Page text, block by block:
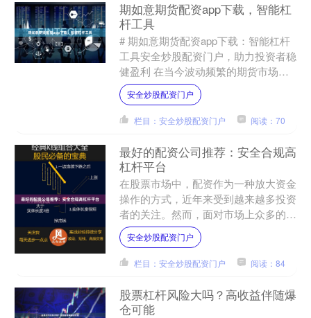
期如意期货配资app下载，智能杠
杆工具
# 期如意期货配资app下载：智能杠杆
工具安全炒股配资门户，助力投资者稳
健盈利 在当今波动频繁的期货市场
中，投资者对资金效率与风险控制的要
求日益提高。期如意期货....
安全炒股配资门户
栏目：安全炒股配资门户 阅读：70
最好的配资公司推荐：安全合规高
杠杆平台
在股票市场中，配资作为一种放大资金
操作的方式，近年来受到越来越多投资
者的关注。然而，面对市场上众多的配
资公司，如何选择一家安全合规、高杠
杆且值得信赖的平台，成为....
安全炒股配资门户
栏目：安全炒股配资门户 阅读：84
股票杠杆风险大吗？高收益伴随爆
仓可能